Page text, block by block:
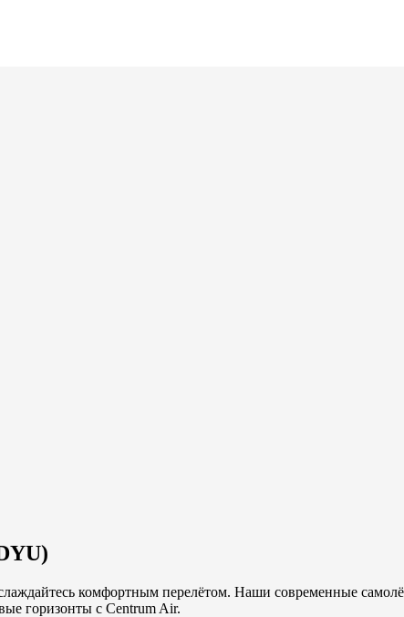
)
комфортным перелётом. Наши современные
горизонты с Centrum Air.